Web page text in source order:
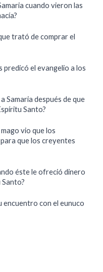
cuando vieron las
trató de comprar el
predicó el evangelio a los
Samaria después de que
Santo?
vio que los
que los creyentes
éste le ofreció dinero
encuentro con el eunuco